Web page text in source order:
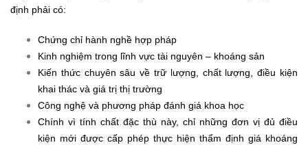
định phải có:
Chứng chỉ hành nghề hợp pháp
Kinh nghiệm trong lĩnh vực tài nguyên – khoáng sản
Kiến thức chuyên sâu về trữ lượng, chất lượng, điều kiện
khai thác và giá trị thị trường
Công nghệ và phương pháp đánh giá khoa học
Chính vì tính chất đặc thù này, chỉ những đơn vị đủ điều
kiện mới được cấp phép thực hiện thẩm định giá khoáng